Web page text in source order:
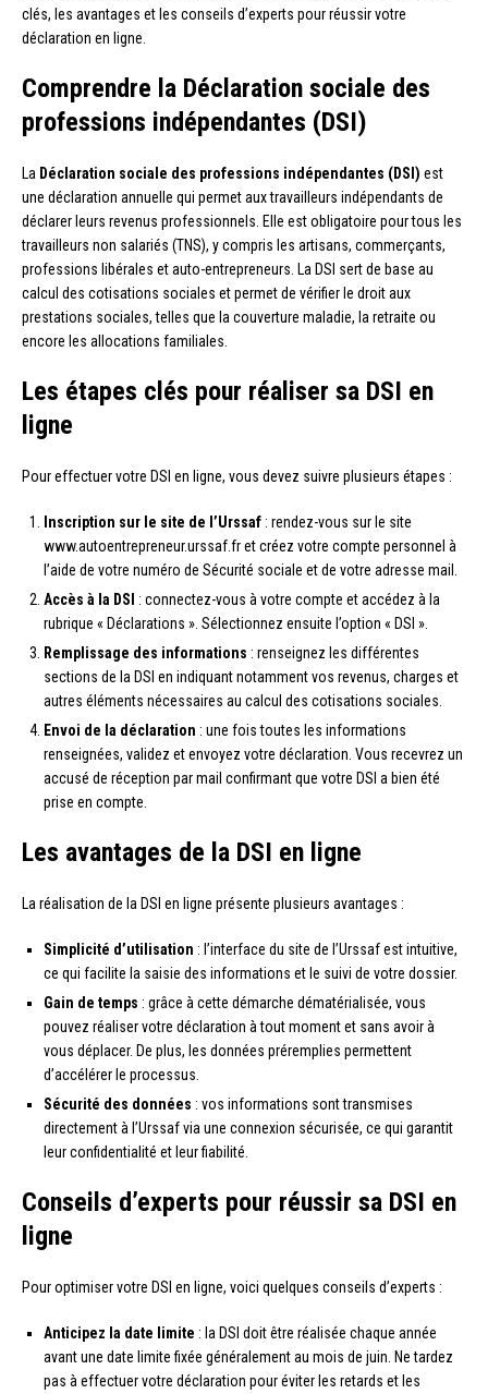
clés, les avantages et les conseils d’experts pour réussir votre
déclaration en ligne.
Comprendre la Déclaration sociale des
professions indépendantes (DSI)
La Déclaration sociale des professions indépendantes (DSI) est
une déclaration annuelle qui permet aux travailleurs indépendants de
déclarer leurs revenus professionnels. Elle est obligatoire pour tous les
travailleurs non salariés (TNS), y compris les artisans, commerçants,
professions libérales et auto-entrepreneurs. La DSI sert de base au
calcul des cotisations sociales et permet de vérifier le droit aux
prestations sociales, telles que la couverture maladie, la retraite ou
encore les allocations familiales.
Les étapes clés pour réaliser sa DSI en
ligne
Pour effectuer votre DSI en ligne, vous devez suivre plusieurs étapes :
Inscription sur le site de l’Urssaf : rendez-vous sur le site
www.autoentrepreneur.urssaf.fr et créez votre compte personnel à
l’aide de votre numéro de Sécurité sociale et de votre adresse mail.
Accès à la DSI : connectez-vous à votre compte et accédez à la
rubrique « Déclarations ». Sélectionnez ensuite l’option « DSI ».
Remplissage des informations : renseignez les différentes
sections de la DSI en indiquant notamment vos revenus, charges et
autres éléments nécessaires au calcul des cotisations sociales.
Envoi de la déclaration : une fois toutes les informations
renseignées, validez et envoyez votre déclaration. Vous recevrez un
accusé de réception par mail confirmant que votre DSI a bien été
prise en compte.
Les avantages de la DSI en ligne
La réalisation de la DSI en ligne présente plusieurs avantages :
Simplicité d’utilisation : l’interface du site de l’Urssaf est intuitive,
ce qui facilite la saisie des informations et le suivi de votre dossier.
Gain de temps : grâce à cette démarche dématérialisée, vous
pouvez réaliser votre déclaration à tout moment et sans avoir à
vous déplacer. De plus, les données préremplies permettent
d’accélérer le processus.
Sécurité des données : vos informations sont transmises
directement à l’Urssaf via une connexion sécurisée, ce qui garantit
leur confidentialité et leur fiabilité.
Conseils d’experts pour réussir sa DSI en
ligne
Pour optimiser votre DSI en ligne, voici quelques conseils d’experts :
Anticipez la date limite : la DSI doit être réalisée chaque année
avant une date limite fixée généralement au mois de juin. Ne tardez
pas à effectuer votre déclaration pour éviter les retards et les